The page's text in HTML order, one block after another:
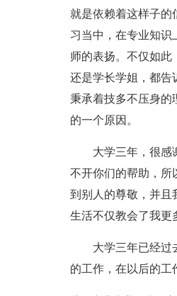
就是依赖着这样子的
习当中，在专业知识
师的表扬。不仅如此
还是学长学姐，都告
秉承着技多不压身的
的一个原因。
大学三年，很感
不开你们的帮助，所
到别人的尊敬，并且
生活不仅教会了我更
大学三年已经过
的工作，在以后的工